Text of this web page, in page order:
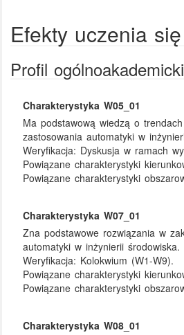
Efekty uczenia się
Profil
Charakterystyka W05_01
Ma podstawową wiedzą o
zastosowania automatyki w
Weryfikacja: Dyskusja w ramach
Powiązane charakterystyki
Powiązane charakterystyki
Charakterystyka W07_01
Zna podstawowe rozwiązania w
automatyki w inżynierii środowiska.
Weryfikacja: Kolokwium (W1-W9).
Powiązane charakterystyki
Powiązane charakterystyki
Charakterystyka W08_01